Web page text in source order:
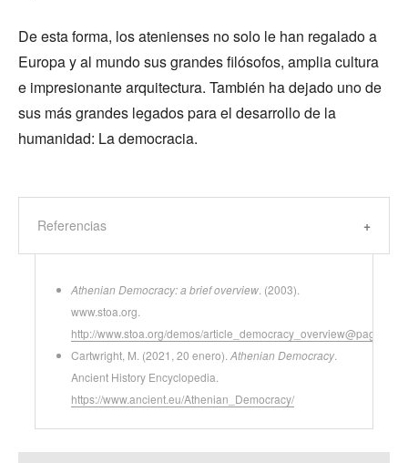
De esta forma, los atenienses no solo le han regalado a
Europa y al mundo sus grandes filósofos, amplia cultura
e impresionante arquitectura. También ha dejado uno de
sus más grandes legados para el desarrollo de la
humanidad: La democracia.
Referencias
Athenian Democracy: a brief overview . (2003).
www.stoa.org.
http://www.stoa.org/demos/
Cartwright, M. (2021, 20 enero). Athenian Democracy
Ancient History Encyclopedia.
https://www.ancient.eu/Athenian_Democracy/